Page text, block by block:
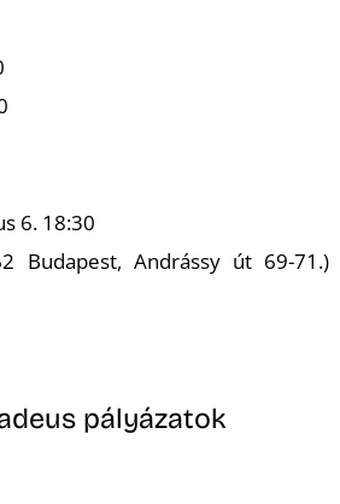
6. 18:30
Budapest, Andrássy út 69-71.)
pályázatok